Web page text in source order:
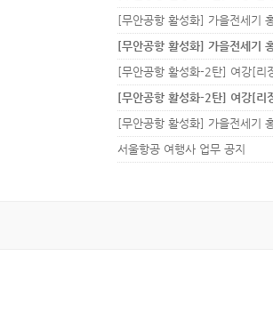
[무안공항 활성화] 가을전세기
[무안공항 활성화] 가을전세기
서울항공 여행사 업무 공지